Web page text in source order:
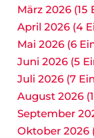
März 2026 (15
April 2026 (4
Mai 2026 (6
Juni 2026 (5
Juli 2026 (7
August 2026
September
Oktober 2026